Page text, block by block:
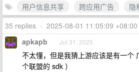
用户信息共享
跨应用广告
隐
35 replies • 2025-08-01 11:05:09 +08:00
apkapb Jul 31, 2025
不太懂，但是我猜上游应该是有一个
个联盟的 sdk ）